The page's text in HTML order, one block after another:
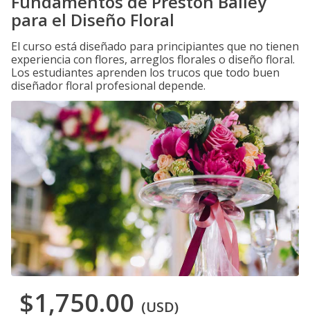
para el Diseño Floral
El curso está diseñado para principiantes que no tienen
experiencia con flores, arreglos florales o diseño floral.
Los estudiantes aprenden los trucos que todo buen
diseñador floral profesional depende.
$1,750.00 (USD)